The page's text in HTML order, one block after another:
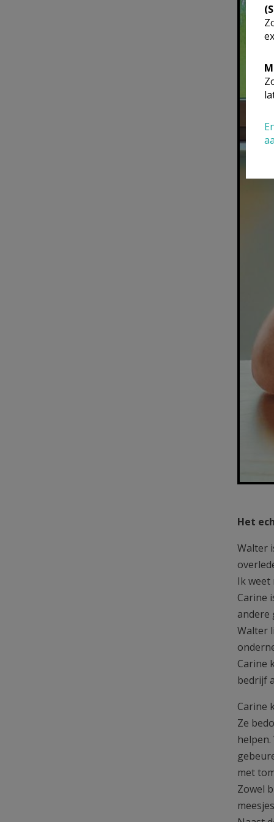
Het
Walter
Ik weet
Carine
andere
Walter
Carine
bedrijf
Carine
Ze
met
Zowel